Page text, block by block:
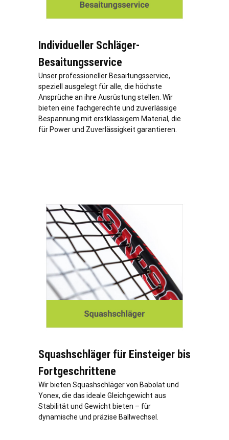
Individueller Schläger-
Besaitungsservice
Unser professioneller Besaitungsservice,
speziell ausgelegt für alle, die höchste
Ansprüche an ihre Ausrüstung stellen. Wir
bieten eine fachgerechte und zuverlässige
Bespannung mit erstklassigem Material, die
für Power und Zuverlässigkeit garantieren.
Squashschläger für Einsteiger bis
Fortgeschrittene
Wir bieten Squashschläger von Babolat und
Yonex, die das ideale Gleichgewicht aus
Stabilität und Gewicht bieten – für
dynamische und präzise Ballwechsel.